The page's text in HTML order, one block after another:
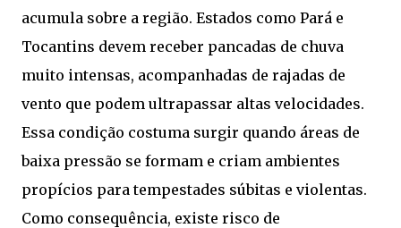
acumula sobre a região. Estados como Pará e
Tocantins devem receber pancadas de chuva
muito intensas, acompanhadas de rajadas de
vento que podem ultrapassar altas velocidades.
Essa condição costuma surgir quando áreas de
baixa pressão se formam e criam ambientes
propícios para tempestades súbitas e violentas.
Como consequência, existe risco de